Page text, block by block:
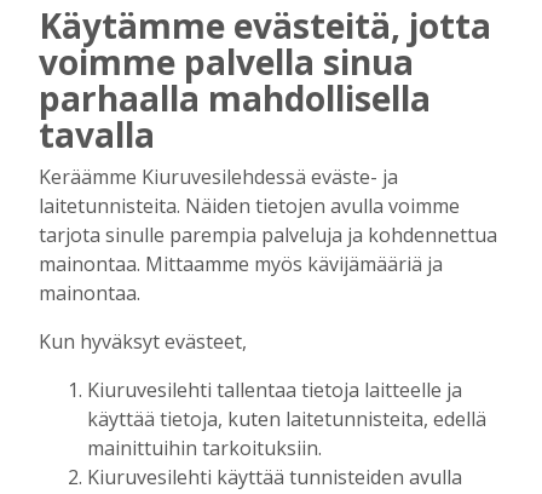
Leikkausten ja veronkorotusten lisäksi
tarvitaan myös rahanhankkijoita
Tilaajille
Alli Huovinen
Onko Helsinki koko Suomi?
Tilaajille
Vilho Ruotsalainen 29.7.2026 15:40
Kunta on asukkaidensa ja kyliensä summa
Suvi Louhelainen
Koulun historia ansaitsee kunnioituksen
Tilaajille
Vilho Ruotsalainen 28.7.2026 13:26
Käytämme evästeitä, jotta
voimme palvella sinua
parhaalla mahdollisella
tavalla
Keräämme Kiuruvesilehdessä eväste- ja
laitetunnisteita. Näiden tietojen avulla voimme
tarjota sinulle parempia palveluja ja kohdennettua
mainontaa. Mittaamme myös kävijämääriä ja
mainontaa.
Kun hyväksyt evästeet,
Kiuruvesilehti tallentaa tietoja laitteelle ja
käyttää tietoja, kuten laitetunnisteita, edellä
mainittuihin tarkoituksiin.
Kiuruvesilehti käyttää tunnisteiden avulla